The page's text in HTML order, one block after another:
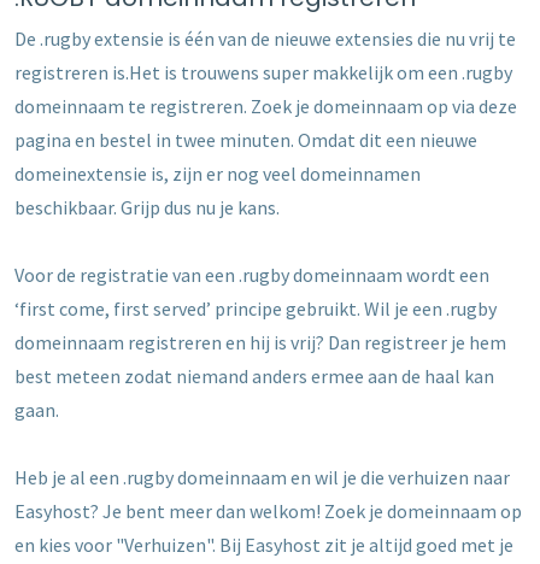
De .rugby extensie is één van de nieuwe extensies die nu vrij te
registreren is.Het is trouwens super makkelijk om een .rugby
domeinnaam te registreren. Zoek je domeinnaam op via deze
pagina en bestel in twee minuten. Omdat dit een nieuwe
domeinextensie is, zijn er nog veel domeinnamen
beschikbaar. Grijp dus nu je kans.
Voor de registratie van een .rugby domeinnaam wordt een
‘first come, first served’ principe gebruikt. Wil je een .rugby
domeinnaam registreren en hij is vrij? Dan registreer je hem
best meteen zodat niemand anders ermee aan de haal kan
gaan.
Heb je al een .rugby domeinnaam en wil je die verhuizen naar
Easyhost? Je bent meer dan welkom! Zoek je domeinnaam op
en kies voor "Verhuizen". Bij Easyhost zit je altijd goed met je